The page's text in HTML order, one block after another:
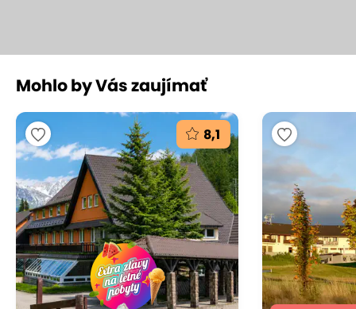
+39
Vila Hana s raňajkami a zľavami
do AquaCity Poprad a termálneho
kúpaliska Vrbov
Vila Hana, Vysoké Tatry - Nová Lesná (mapa)
9.3Vynikajúce hodnotenie
Keď dovolenka v Tatrách, tak nech ten výhľad stojí
za to! A ten z Vily Hana v údolí Novej Lesnej bude
ozaj prekrásny. Majú tu pre vás pripravené útulné
Mohlo by Vás zaujímať
8,1